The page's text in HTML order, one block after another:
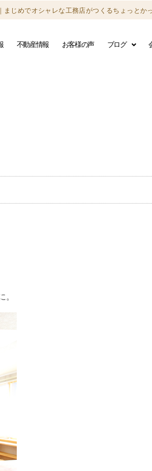
まじめでオシャレな工務店がつくるちょっとか
不動産情報 お客様の声 ブログ
。